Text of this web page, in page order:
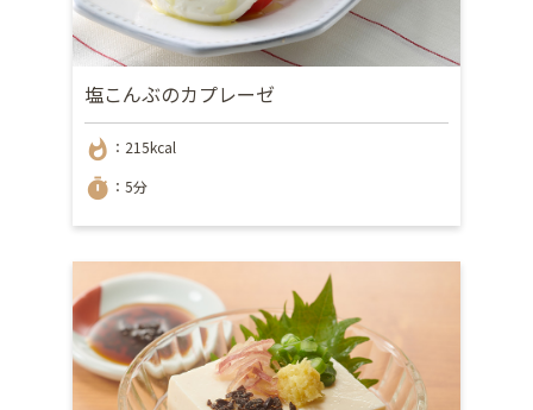
塩こんぶのカプレーゼ
whatshot ：215kcal
timer ：5分